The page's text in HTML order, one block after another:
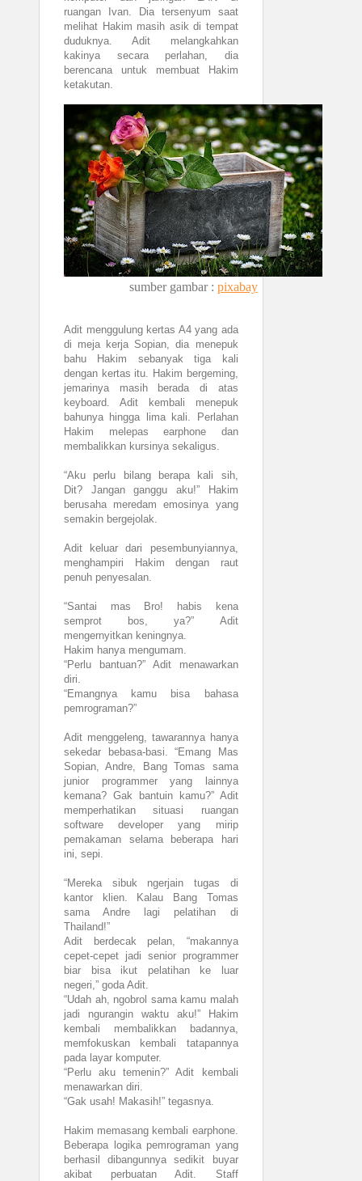
ruangan Ivan. Dia tersenyum saat
melihat Hakim masih asik di tempat
duduknya. Adit melangkahkan
kakinya secara perlahan, dia
berencana untuk membuat Hakim
ketakutan.
sumber gambar : pixabay
Adit menggulung kertas A4 yang ada
di meja kerja Sopian, dia menepuk
bahu Hakim sebanyak tiga kali
dengan kertas itu. Hakim bergeming,
jemarinya masih berada di atas
keyboard. Adit kembali menepuk
bahunya hingga lima kali. Perlahan
Hakim melepas earphone dan
membalikkan kursinya sekaligus.
“Aku perlu bilang berapa kali sih,
Dit? Jangan ganggu aku!” Hakim
berusaha meredam emosinya yang
semakin bergejolak.
Adit keluar dari pesembunyiannya,
menghampiri Hakim dengan raut
penuh penyesalan.
“Santai mas Bro! habis kena
semprot bos, ya?” Adit
mengernyitkan keningnya.
Hakim hanya mengumam.
“Perlu bantuan?” Adit menawarkan
diri.
“Emangnya kamu bisa bahasa
pemrograman?”
Adit menggeleng, tawarannya hanya
sekedar bebasa-basi. “Emang Mas
Sopian, Andre, Bang Tomas sama
junior programmer yang lainnya
kemana? Gak bantuin kamu?” Adit
memperhatikan situasi ruangan
software developer yang mirip
pemakaman selama beberapa hari
ini, sepi.
“Mereka sibuk ngerjain tugas di
kantor klien. Kalau Bang Tomas
sama Andre lagi pelatihan di
Thailand!”
Adit berdecak pelan, “makannya
cepet-cepet jadi senior programmer
biar bisa ikut pelatihan ke luar
negeri,” goda Adit.
“Udah ah, ngobrol sama kamu malah
jadi ngurangin waktu aku!” Hakim
kembali membalikkan badannya,
memfokuskan kembali tatapannya
pada layar komputer.
“Perlu aku temenin?” Adit kembali
menawarkan diri.
“Gak usah! Makasih!” tegasnya.
Hakim memasang kembali earphone.
Beberapa logika pemrograman yang
berhasil dibangunnya sedikit buyar
akibat perbuatan Adit. Staff